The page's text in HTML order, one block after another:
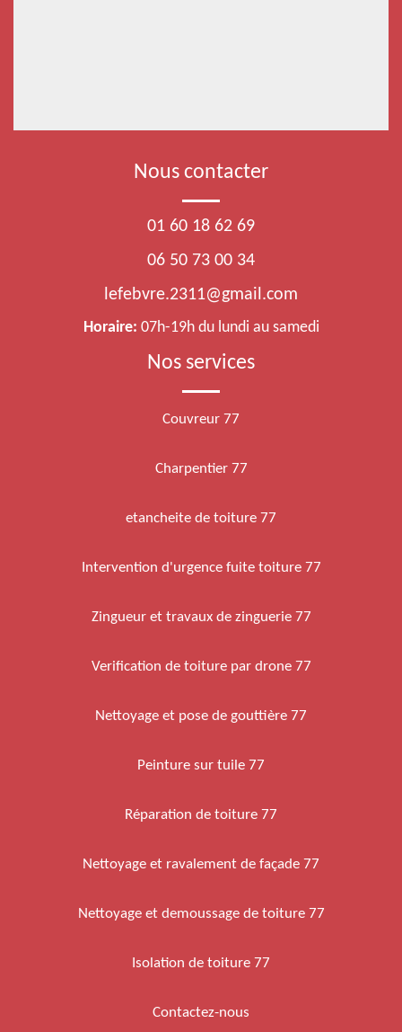
Nous contacter
01 60 18 62 69
06 50 73 00 34
lefebvre.2311@gmail.com
Horaire: 07h-19h du lundi au samedi
Nos services
Couvreur 77
Charpentier 77
etancheite de toiture 77
Intervention d'urgence fuite toiture 77
Zingueur et travaux de zinguerie 77
Verification de toiture par drone 77
Nettoyage et pose de gouttière 77
Peinture sur tuile 77
Réparation de toiture 77
Nettoyage et ravalement de façade 77
Nettoyage et demoussage de toiture 77
Isolation de toiture 77
Contactez-nous